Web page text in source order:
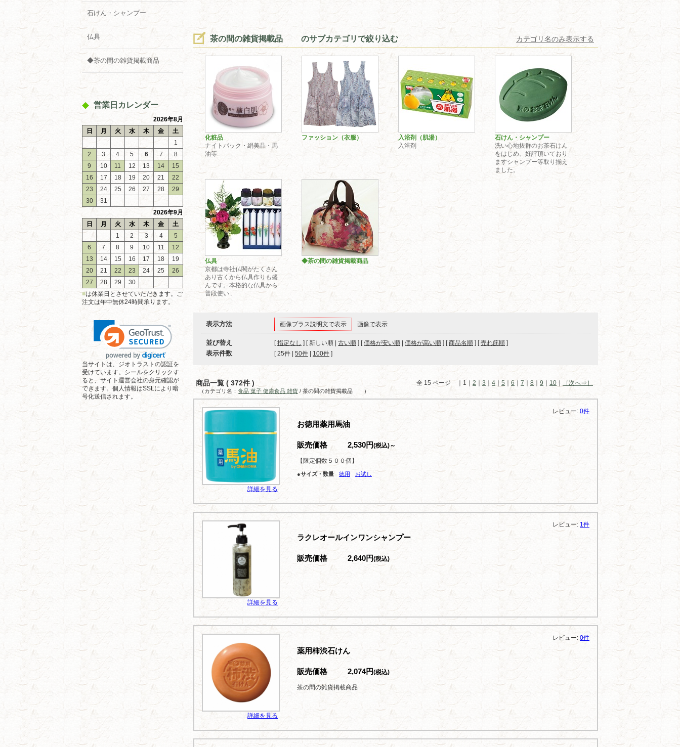
石けん・シャンプー
仏具
◆茶の間の雑貨掲載商品
営業日カレンダー
2026年8月
日
月 火 水 木 金
土
1
2
3 4 5 6 7
8
9
10 11 12 13 14
15
16
17 18 19 20 21
22
23
24 25 26 27 28
29
30
31
2026年9月
日
月 火 水 木 金
土
1
2 3 4
5
6
7 8 9 10 11
12
13
14 15 16 17 18
19
20
21 22 23 24 25
26
27
28 29
30
■は休業日とさせていただきます。ご
注文は年中無休24時間承ります。
当サイトは、ジオトラストの認証を
受けています。シールをクリックす
ると、サイト運営会社の身元確認が
できます。個人情報はSSLにより暗
号化送信されます。
茶の間の雑貨掲載品 のサブカテゴリで絞り込む カテゴリ名のみ表示する
化粧品
ナイトパック・絹美晶・馬
油等
ファッション（衣服）
入浴剤（肌湯）
入浴剤
石けん・シャンプー
洗い心地抜群のお茶石けん
をはじめ、好評頂いており
ますシャンプー等取り揃え
ました。
仏具
京都は寺社仏閣がたくさん
あり古くから仏具作りも盛
んです。本格的な仏具から
普段使い..
◆茶の間の雑貨掲載商品
表示方法 画像プラス説明文で表示 画像で表示
並び替え [指定なし ] [ 新しい順 | 古い順 ] [価格が安い順 価格が高い順 ] [商品名順 ] [売れ筋順 ]
表示件数 [ 25件 50件 100件 ]
商品一覧 ( 372件 ) 全 15 ページ ｜1｜ 2 3 4 5 6 7 8 9 10 ［次へ⇒］
（カテゴリ名： 食品 菓子 健康食品 雑貨 / 茶の間の雑貨掲載品 ）
詳細を見る
レビュー: 0件
お徳用薬用馬油
販売価格 2,530円(税込)～
【限定個数５００個】
●サイズ・数量 徳用 お試し
詳細を見る
レビュー: 1件
ラクレオールインワンシャンプー
販売価格 2,640円(税込)
詳細を見る
レビュー: 0件
薬用柿渋石けん
販売価格 2,074円(税込)
茶の間の雑貨掲載商品